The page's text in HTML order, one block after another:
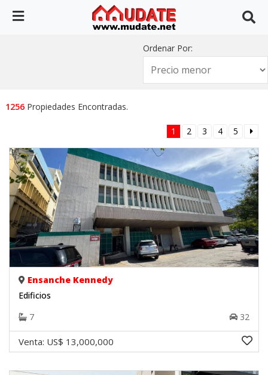
Ordenar Por:
1256 Propiedades Encontradas.
1 2 3 4 5
Ensanche Kennedy
Edificios
7
32
Venta: US$ 13,000,000